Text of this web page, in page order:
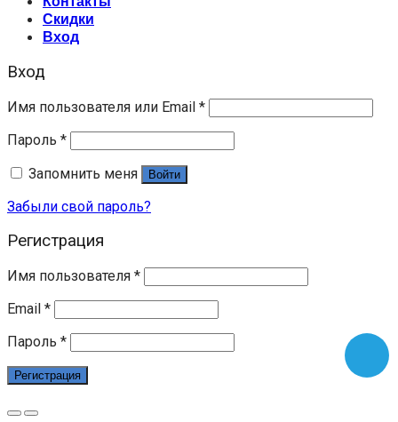
Скидки
Вход
Вход
Имя пользователя или Email *
Пароль *
Запомнить меня
Войти
Забыли свой пароль?
Регистрация
Имя пользователя *
Email *
Пароль *
Регистрация